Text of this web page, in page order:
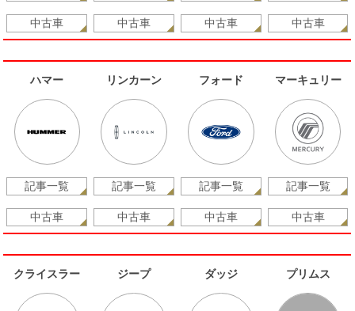
中古車 中古車 中古車 中古車
ハマー
記事一覧
中古車
リンカーン
記事一覧
中古車
フォード
記事一覧
中古車
マーキュリー
記事一覧
中古車
クライスラー ジープ ダッジ プリムス